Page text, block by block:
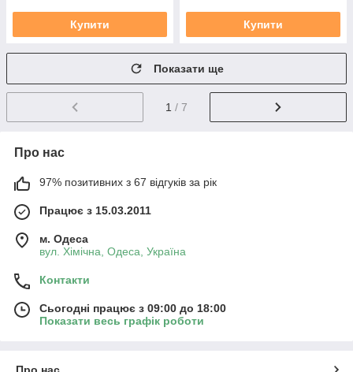
Купити Купити
Показати ще
1 / 7
Про нас
97% позитивних з 67 відгуків за рік
Працює з 15.03.2011
м. Одеса
вул. Хiмiчна, Одеса, Україна
Контакти
Сьогодні працює з 09:00 до 18:00
Показати весь графік роботи